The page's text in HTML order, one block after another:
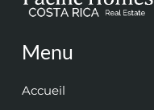
Menu
Accueil